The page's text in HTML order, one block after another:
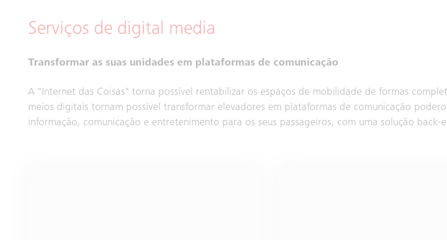
Serviços de digital media
Transformar as suas unidades em plataformas de comunicação
A "Internet das Coisas" torna possível rentabilizar os espaços de mobilidade de formas
meios digitais tornam possível transformar elevadores em plataformas de comunicação
informação, comunicação e entretenimento para os seus passageiros, com uma solução back-